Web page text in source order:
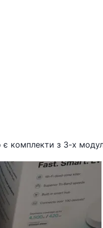
комплекти з 3-х